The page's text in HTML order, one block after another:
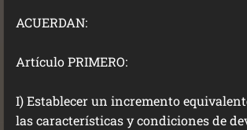
ACUERDAN:
Artículo PRIMERO:
I) Establecer un incremento
las características y condiciones de